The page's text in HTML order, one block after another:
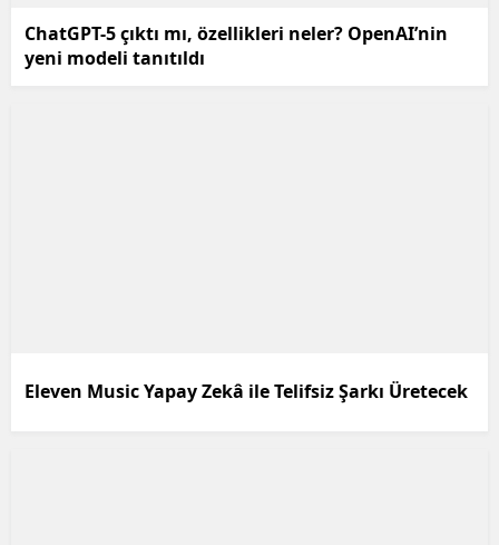
ChatGPT-5 çıktı mı, özellikleri neler? OpenAI’nin
yeni modeli tanıtıldı
Eleven Music Yapay Zekâ ile Telifsiz Şarkı Üretecek